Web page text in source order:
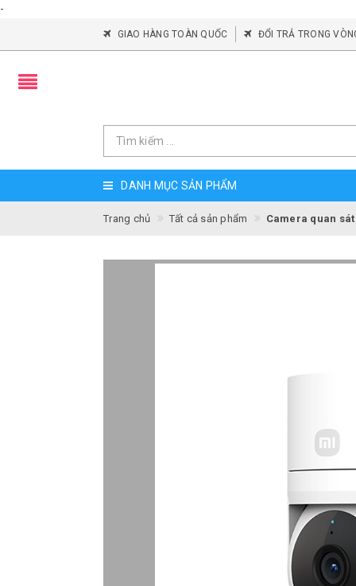
-
GIAO HÀNG TOÀN QUỐC ĐỔI TRẢ TRONG
DANH MỤC SẢN PHẨM
Trang chủ Tất cả sản phẩm Camera quan